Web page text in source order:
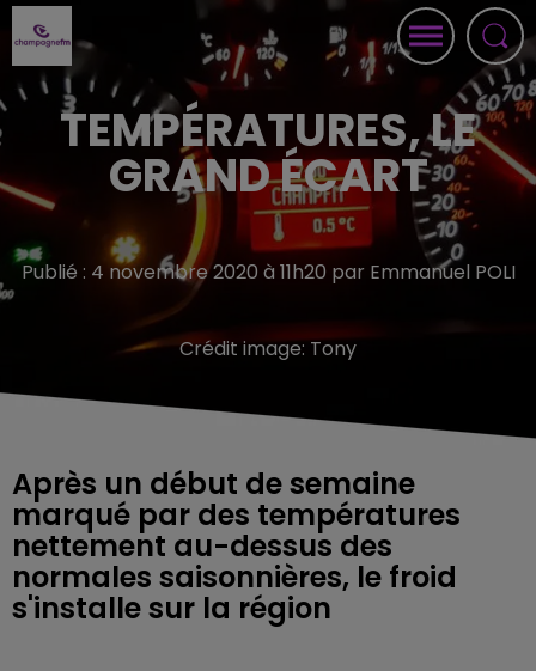
TEMPÉRATURES, LE
GRAND ÉCART
Publié : 4 novembre 2020 à 11h20 par Emmanuel POLI
Crédit image:Tony
Après un début de semaine
marqué par des températures
nettement au-dessus des
normales saisonnières, le froid
s'installe sur la région